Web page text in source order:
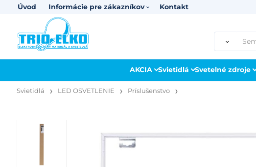
Úvod Informácie pre zákazníkov Kontakt
AKCIA Svietidlá Svetelné zdroje
Svietidlá LED OSVETLENIE Príslušenstvo